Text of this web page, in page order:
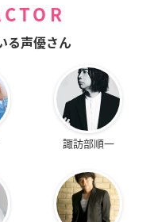
る声優さん
諏訪部順一